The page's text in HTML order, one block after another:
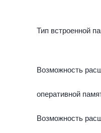
Тип встроенной
Возможность
оперативной
Возможность